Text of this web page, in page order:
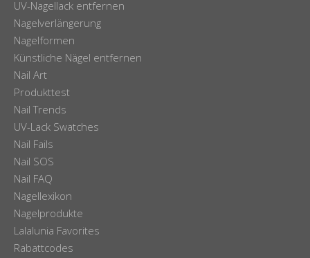
UV-Nagellack entfernen
Nagelverlängerung
Nagelformen
Künstliche Nägel entfernen
Nail Art
Produkttest
Nail Trends
UV-Lack Swatches
Nail Fails
Nail SOS
Nail FAQ
Nagellexikon
Nagelprodukte
Lalalunia Favorites
Rabattcodes